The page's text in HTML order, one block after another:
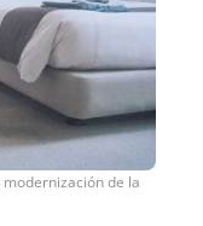
de la